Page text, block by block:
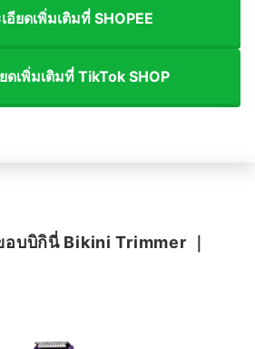
อียดเพิ่มเติมที่ SHOPEE
ดเพิ่มเติมที่ TikTok SHOP
อบบิกินี่ Bikini Trimmer